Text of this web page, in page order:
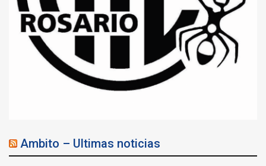
Ambito – Ultimas noticias